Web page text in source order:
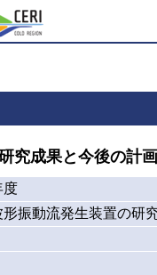
究成果と今後の計画
度
形振動流発生装置の研